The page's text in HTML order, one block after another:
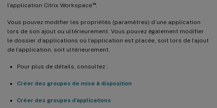
l’application Citrix Workspace™.
Vous pouvez modifier les propriétés (paramètres) d’une application
lors de son ajout ou ultérieurement. Vous pouvez également modifier
le dossier d’applications où l’application est placée, soit lors de l’ajout
de l’application, soit ultérieurement.
Pour plus de détails, consultez :
Créer des groupes de mise à disposition
Créer des groupes d’applications